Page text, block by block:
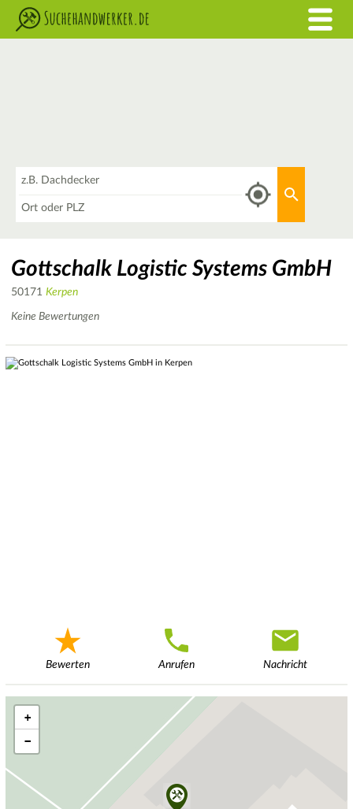
Gottschalk Logistic Systems GmbH
50171 Kerpen
Keine Bewertungen
Bewerten Anrufen Nachricht
+
−